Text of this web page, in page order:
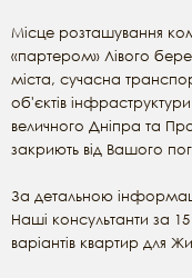
Місце розташування
«партером» Лівого
міста, сучасна
об'єктів
величного Дніпра та
закриють від Вашого
За детальною
Наші консультанти за
варіантів квартир для